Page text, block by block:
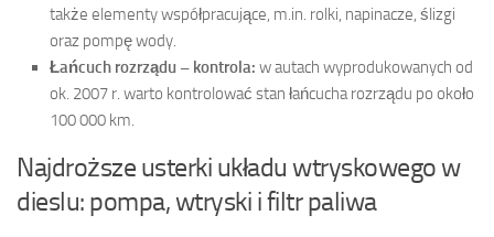
także elementy współpracujące, m.in. rolki, napinacze, ślizgi
oraz pompę wody.
Łańcuch rozrządu – kontrola: w autach wyprodukowanych od
ok. 2007 r. warto kontrolować stan łańcucha rozrządu po około
100 000 km.
Najdroższe usterki układu wtryskowego w
dieslu: pompa, wtryski i filtr paliwa